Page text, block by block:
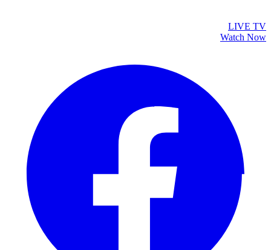
LIVE TV
Watch Now